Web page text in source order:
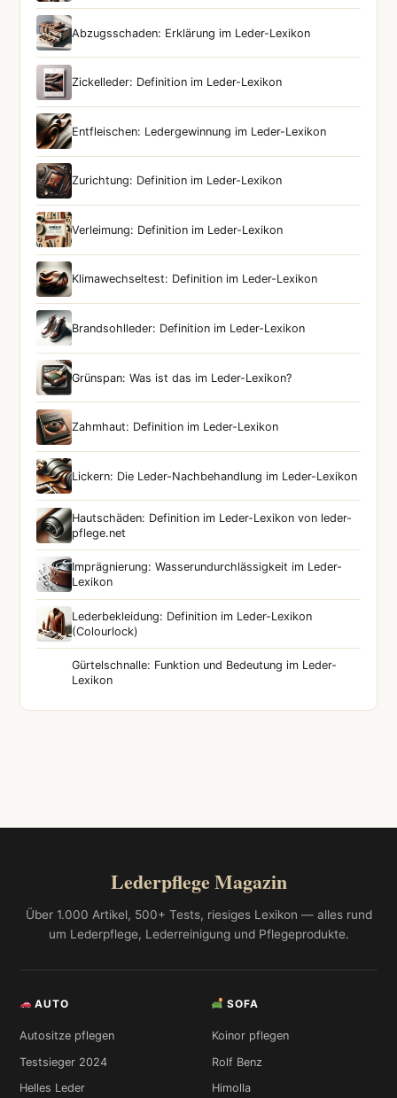
Abzugsschaden: Erklärung im Leder-Lexikon
Zickelleder: Definition im Leder-Lexikon
Entfleischen: Ledergewinnung im Leder-Lexikon
Zurichtung: Definition im Leder-Lexikon
Verleimung: Definition im Leder-Lexikon
Klimawechseltest: Definition im Leder-Lexikon
Brandsohlleder: Definition im Leder-Lexikon
Grünspan: Was ist das im Leder-Lexikon?
Zahmhaut: Definition im Leder-Lexikon
Lickern: Die Leder-Nachbehandlung im Leder-Lexikon
Hautschäden: Definition im Leder-Lexikon von leder-
pflege.net
Imprägnierung: Wasserundurchlässigkeit im Leder-
Lexikon
Lederbekleidung: Definition im Leder-Lexikon
(Colourlock)
Gürtelschnalle: Funktion und Bedeutung im Leder-
Lexikon
Lederpflege Magazin
Über 1.000 Artikel, 500+ Tests, riesiges Lexikon — alles rund
um Lederpflege, Lederreinigung und Pflegeprodukte.
AUTO
Autositze pflegen
Testsieger 2024
Helles Leder
SOFA
Koinor pflegen
Rolf Benz
Himolla